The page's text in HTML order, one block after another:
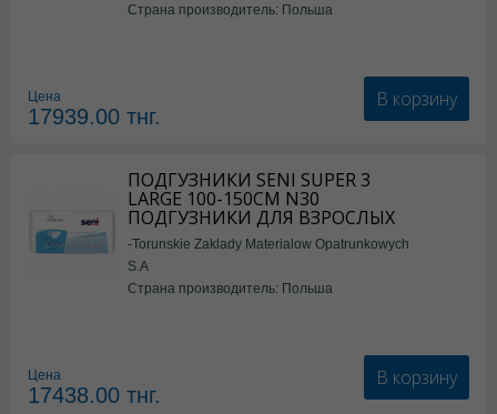
Страна производитель: Польша
Цена
17939.00 тнг.
В корзину
ПОДГУЗНИКИ SENI SUPER 3
LARGE 100-150СМ N30
ПОДГУЗНИКИ ДЛЯ ВЗРОСЛЫХ
-Torunskie Zaklady Materialow Opatrunkowych
S.A
Страна производитель: Польша
Цена
17438.00 тнг.
В корзину